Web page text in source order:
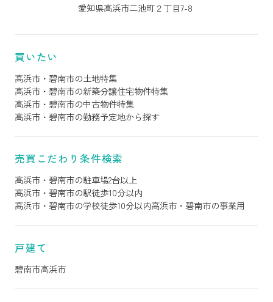
愛知県高浜市二池町２丁目7-8
買いたい
高浜市・碧南市の土地特集
高浜市・碧南市の新築分譲住宅物件特集
高浜市・碧南市の中古物件特集
高浜市・碧南市の勤務予定地から探す
売買こだわり条件検索
高浜市・碧南市の駐車場2台以上
高浜市・碧南市の駅徒歩10分以内
高浜市・碧南市の学校徒歩10分以内高浜市・碧南市の事業用
戸建て
碧南市高浜市